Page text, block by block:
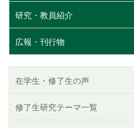
研究・教員紹介
広報・刊行物
在学生・修了生の声
修了生研究テーマ一覧